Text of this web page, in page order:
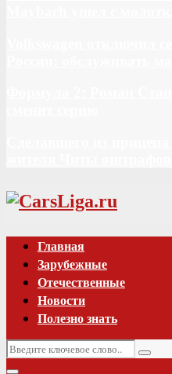
Vk
Главная
Зарубежные
Отечественные
Новости
Полезно знать
Искать:
Поиск